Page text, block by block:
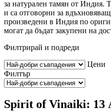
за натурален тамян от Индия.
и са отговорни за
произведени в Индия по
могат да бъдат закупени на
Филтрирай и подреди
Цени
Филтър
Spirit of Vinaiki: 13